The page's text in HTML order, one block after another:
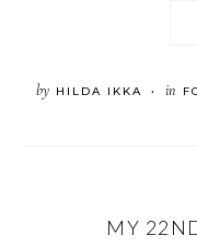
by HILDA IKKA • in
MY